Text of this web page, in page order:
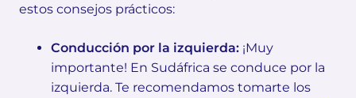
estos consejos prácticos:
Conducción por la izquierda: ¡Muy
importante! En Sudáfrica se conduce por la
izquierda. Te recomendamos tomarte los